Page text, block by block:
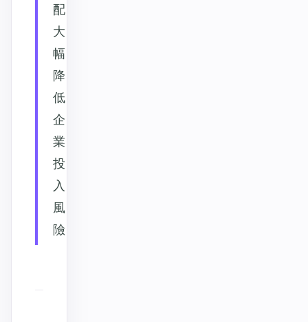
配
大
幅
降
低
企
業
投
入
風
險